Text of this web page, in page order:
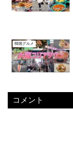
韓国グルメ
コメント